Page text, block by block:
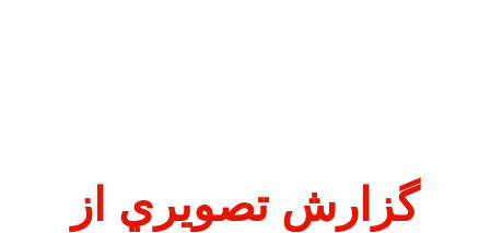
گزارش تصويري از